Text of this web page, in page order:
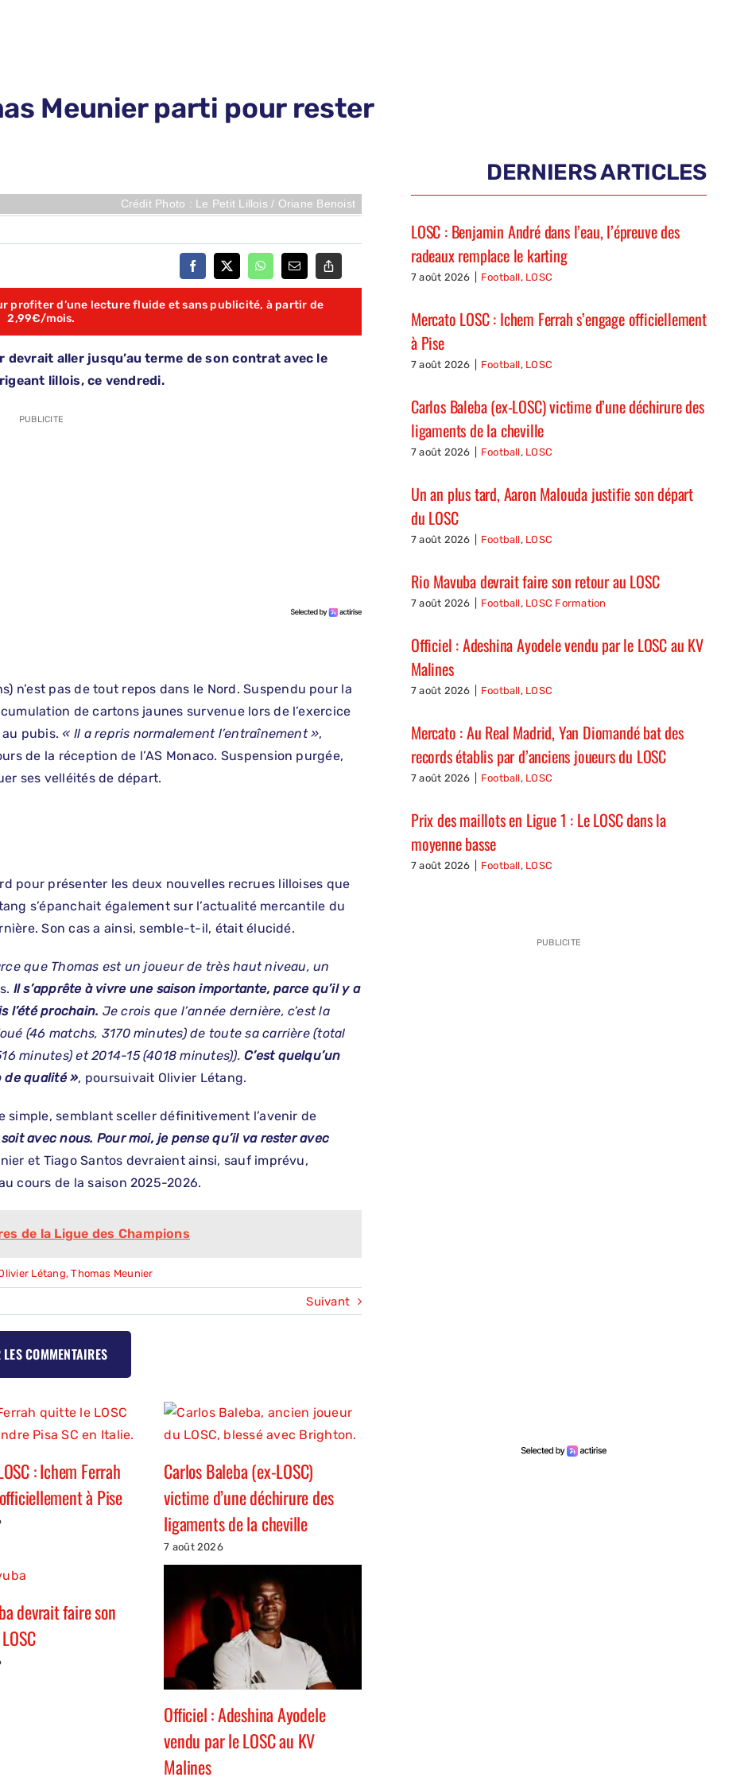
Meunier parti pour rester
Crédit Photo : Le Petit Lillois / Oriane Benoist
profiter d’une lecture fluide et sans publicité, à partir de
2,99€/mois.
devrait aller jusqu’au terme de son contrat avec le
lillois, ce vendredi.
PUBLICITE
n’est pas de tout repos dans le Nord. Suspendu pour la
de cartons jaunes survenue lors de l’exercice
pubis. « Il a repris normalement l’entraînement »,
de la réception de l’AS Monaco. Suspension purgée,
ses velléités de départ.
pour présenter les deux nouvelles recrues lilloises que
s’épanchait également sur l’actualité mercantile du
Son cas a ainsi, semble-t-il, était élucidé.
que Thomas est un joueur de très haut niveau, un
Il s’apprête à vivre une saison importante, parce qu’il y a
l’été prochain. Je crois que l’année dernière, c’est la
(46 matchs, 3170 minutes) de toute sa carrière (total
minutes) et 2014-15 (4018 minutes)).C’est quelqu’un
de qualité », poursuivait Olivier Létang.
semblant sceller définitivement l’avenir de
avec nous. Pour moi, je pense qu’il va rester avec
et Tiago Santos devraient ainsi, sauf imprévu,
cours de la saison 2025-2026.
de la Ligue des Champions
Létang,Thomas Meunier
Suivant
COMMENTAIRES
: Ichem Ferrah
à Pise
Carlos Baleba (ex-LOSC)
victime d’une déchirure des
ligaments de la cheville
7 août 2026
devrait faire son
Officiel : Adeshina Ayodele
vendu par le LOSC au KV
Malines
DERNIERS ARTICLES
LOSC : Benjamin André dans l’eau, l’épreuve des
radeaux remplace le karting
7 août 2026 Football, LOSC
Mercato LOSC : Ichem Ferrah s’engage officiellement
à Pise
7 août 2026 Football, LOSC
Carlos Baleba (ex-LOSC) victime d’une déchirure des
ligaments de la cheville
7 août 2026 Football, LOSC
Un an plus tard, Aaron Malouda justifie son départ
du LOSC
7 août 2026 Football, LOSC
Rio Mavuba devrait faire son retour au LOSC
7 août 2026 Football, LOSC Formation
Officiel : Adeshina Ayodele vendu par le LOSC au KV
Malines
7 août 2026 Football, LOSC
Mercato : Au Real Madrid, Yan Diomandé bat des
records établis par d’anciens joueurs du LOSC
7 août 2026 Football, LOSC
Prix des maillots en Ligue 1 : Le LOSC dans la
moyenne basse
7 août 2026 Football, LOSC
PUBLICITE